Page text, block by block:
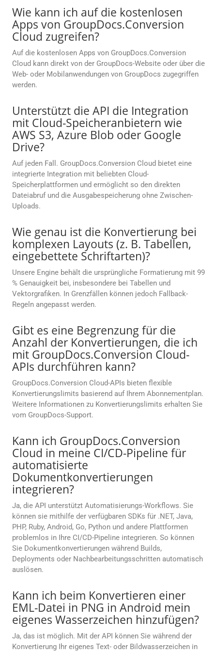
Wie kann ich auf die kostenlosen
Apps von GroupDocs.Conversion
Cloud zugreifen?
Auf die kostenlosen Apps von GroupDocs.Conversion
Cloud kann direkt von der GroupDocs-Website oder über die
Web- oder Mobilanwendungen von GroupDocs zugegriffen
werden.
Unterstützt die API die Integration
mit Cloud-Speicheranbietern wie
AWS S3, Azure Blob oder Google
Drive?
Auf jeden Fall. GroupDocs.Conversion Cloud bietet eine
integrierte Integration mit beliebten Cloud-
Speicherplattformen und ermöglicht so den direkten
Dateiabruf und die Ausgabespeicherung ohne Zwischen-
Uploads.
Wie genau ist die Konvertierung bei
komplexen Layouts (z. B. Tabellen,
eingebettete Schriftarten)?
Unsere Engine behält die ursprüngliche Formatierung mit 99
% Genauigkeit bei, insbesondere bei Tabellen und
Vektorgrafiken. In Grenzfällen können jedoch Fallback-
Regeln angepasst werden.
Gibt es eine Begrenzung für die
Anzahl der Konvertierungen, die ich
mit GroupDocs.Conversion Cloud-
APIs durchführen kann?
GroupDocs.Conversion Cloud-APIs bieten flexible
Konvertierungslimits basierend auf Ihrem Abonnementplan.
Weitere Informationen zu Konvertierungslimits erhalten Sie
vom GroupDocs-Support.
Kann ich GroupDocs.Conversion
Cloud in meine CI/CD-Pipeline für
automatisierte
Dokumentkonvertierungen
integrieren?
Ja, die API unterstützt Automatisierungs-Workflows. Sie
können sie mithilfe der verfügbaren SDKs für .NET, Java,
PHP, Ruby, Android, Go, Python und andere Plattformen
problemlos in Ihre CI/CD-Pipeline integrieren. So können
Sie Dokumentkonvertierungen während Builds,
Deployments oder Nachbearbeitungsschritten automatisch
auslösen.
Kann ich beim Konvertieren einer
EML-Datei in PNG in Android mein
eigenes Wasserzeichen hinzufügen?
Ja, das ist möglich. Mit der API können Sie während der
Konvertierung Ihr eigenes Text- oder Bildwasserzeichen in